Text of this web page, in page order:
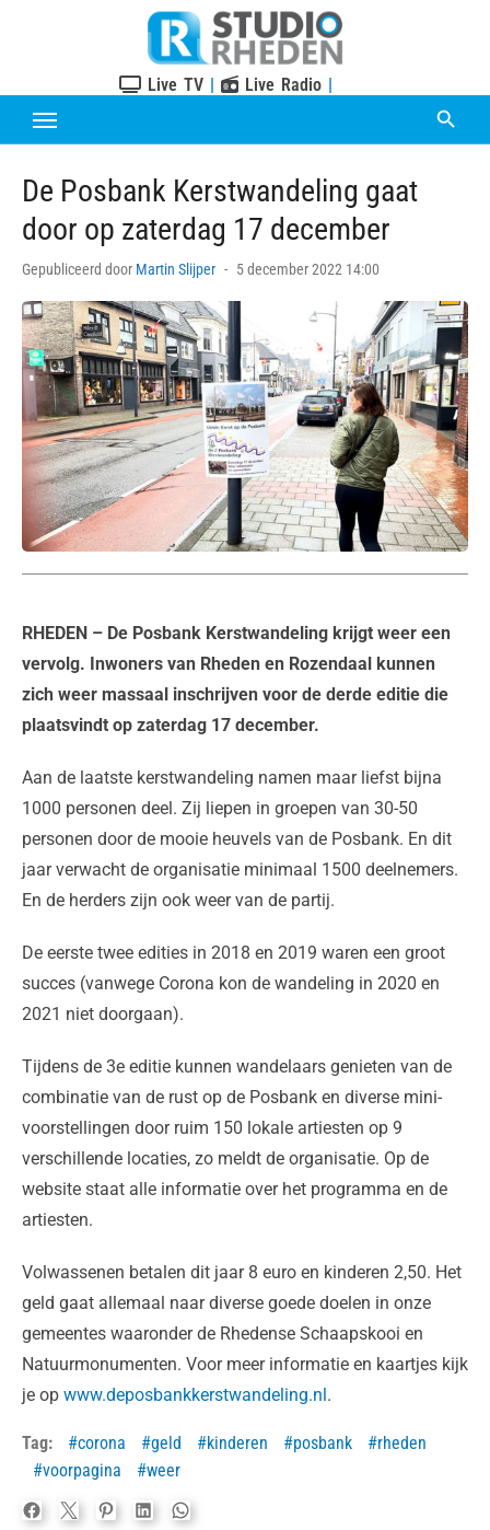
Live TV | Live Radio |
De Posbank Kerstwandeling gaat
door op zaterdag 17 december
Gepubliceerd door Martin Slijper
Posted
5 december 2022 14:00
RHEDEN – De Posbank Kerstwandeling krijgt weer een
vervolg. Inwoners van Rheden en Rozendaal kunnen
zich weer massaal inschrijven voor de derde editie die
plaatsvindt op zaterdag 17 december.
Aan de laatste kerstwandeling namen maar liefst bijna
1000 personen deel. Zij liepen in groepen van 30-50
personen door de mooie heuvels van de Posbank. En dit
jaar verwacht de organisatie minimaal 1500 deelnemers.
En de herders zijn ook weer van de partij.
De eerste twee edities in 2018 en 2019 waren een groot
succes (vanwege Corona kon de wandeling in 2020 en
2021 niet doorgaan).
Tijdens de 3e editie kunnen wandelaars genieten van de
combinatie van de rust op de Posbank en diverse mini-
voorstellingen door ruim 150 lokale artiesten op 9
verschillende locaties, zo meldt de organisatie. Op de
website staat alle informatie over het programma en de
artiesten.
Volwassenen betalen dit jaar 8 euro en kinderen 2,50. Het
geld gaat allemaal naar diverse goede doelen in onze
gemeentes waaronder de Rhedense Schaapskooi en
Natuurmonumenten. Voor meer informatie en kaartjes kijk
je op www.deposbankkerstwandeling.nl .
Tag: corona geld kinderen posbank
rheden
voorpagina
weer